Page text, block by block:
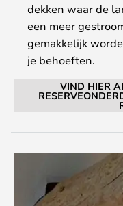
dekken waar de
een meer
gemakkelijk
je behoeften.
VIND HIER